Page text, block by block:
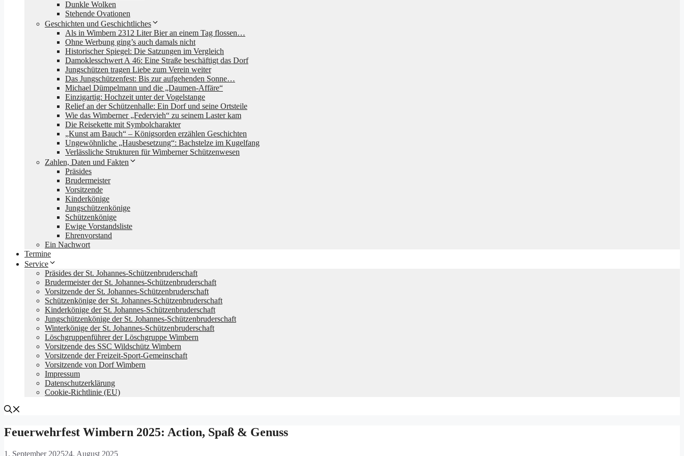
Dunkle Wolken
Stehende Ovationen
Geschichten und Geschichtliches
Als in Wimbern 2312 Liter Bier an einem Tag flossen…
Ohne Werbung ging’s auch damals nicht
Historischer Spiegel: Die Satzungen im Vergleich
Damoklesschwert A 46: Eine Straße beschäftigt das Dorf
Jungschützen tragen Liebe zum Verein weiter
Das Jungschützenfest: Bis zur aufgehenden Sonne…
Michael Dümpelmann und die „Daumen-Affäre“
Einzigartig: Hochzeit unter der Vogelstange
Relief an der Schützenhalle: Ein Dorf und seine Ortsteile
Wie das Wimberner „Federvieh“ zu seinem Laster kam
Die Reisekette mit Symbolcharakter
„Kunst am Bauch“ – Königsorden erzählen Geschichten
Ungewöhnliche „Hausbesetzung“: Bachstelze im Kugelfang
Verlässliche Strukturen für Wimberner Schützenwesen
Zahlen, Daten und Fakten
Präsides
Brudermeister
Vorsitzende
Kinderkönige
Jungschützenkönige
Schützenkönige
Ewige Vorstandsliste
Ehrenvorstand
Ein Nachwort
Termine
Service
Präsides der St. Johannes-Schützenbruderschaft
Brudermeister der St. Johannes-Schützenbruderschaft
Vorsitzende der St. Johannes-Schützenbruderschaft
Schützenkönige der St. Johannes-Schützenbruderschaft
Kinderkönige der St. Johannes-Schützenbruderschaft
Jungschützenkönige der St. Johannes-Schützenbruderschaft
Winterkönige der St. Johannes-Schützenbruderschaft
Löschgruppenführer der Löschgruppe Wimbern
Vorsitzende des SSC Wildschütz Wimbern
Vorsitzende der Freizeit-Sport-Gemeinschaft
Vorsitzende von Dorf Wimbern
Impressum
Datenschutz­erklärung
Cookie-Richtlinie (EU)
Feuerwehrfest Wimbern 2025: Action, Spaß & Genuss
1. September 202524. August 2025